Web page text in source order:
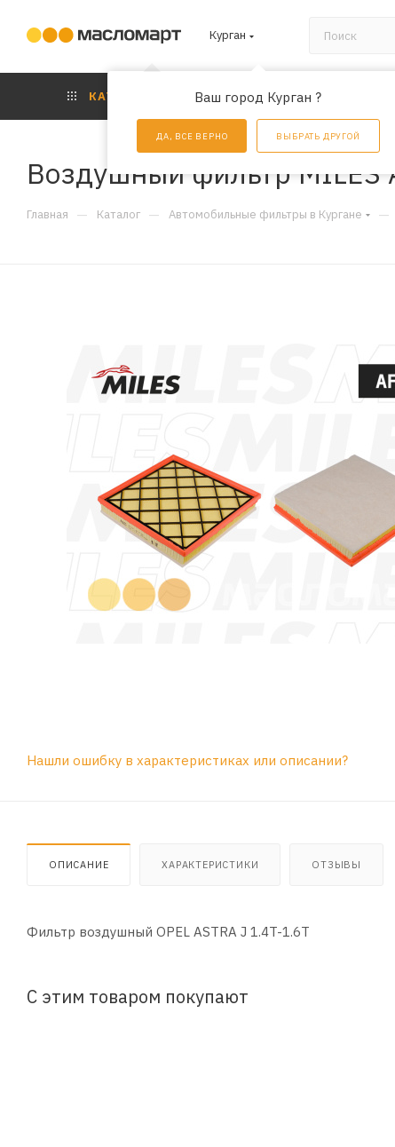
Курган
Ваш город Курган ?
ДА, ВСЕ ВЕРНО ВЫБРАТЬ ДРУГОЙ
КАТАЛОГ АКЦИИ
Воздушный фильтр MILES
Главная — Каталог — Автомобильные фильтры в Кургане —
Нашли ошибку в характеристиках или описании?
ОПИСАНИЕ ХАРАКТЕРИСТИКИ ОТЗЫВЫ
Фильтр воздушный OPEL ASTRA J 1.4T-1.6T
С этим товаром покупают